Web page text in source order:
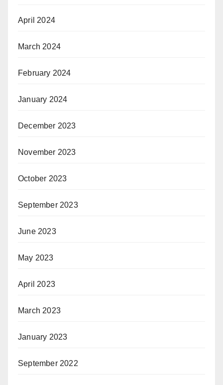
April 2024
March 2024
February 2024
January 2024
December 2023
November 2023
October 2023
September 2023
June 2023
May 2023
April 2023
March 2023
January 2023
September 2022